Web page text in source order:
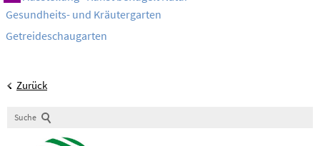
Gesundheits- und Kräutergarten
Getreideschaugarten
Zurück
Suche